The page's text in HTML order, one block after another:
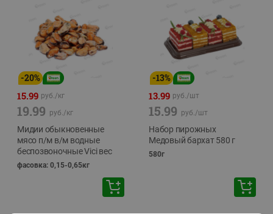
-20%
15.99 руб./кг
19.99 руб./кг
Мидии обыкновенные
мясо п/м в/м водные
беспозвоночные Vici вес
фасовка: 0,15-0,65кг
-13%
13.99 руб./шт
15.99 руб./шт
Набор пирожных
Медовый бархат 580 г
580г